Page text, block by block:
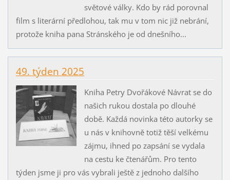
světové války. Kdo by rád porovnal
film s literární předlohou, tak mu v tom nic již nebrání,
protože kniha pana Stránského je od dnešního...
49. týden 2025
Kniha Petry Dvořákové Návrat se do
našich rukou dostala po dlouhé
době. Každá novinka této autorky se
u nás v knihovně totiž těší velkému
zájmu, ihned po zapsání se vydala
na cestu ke čtenářům. Pro tento
týden jsme ji pro vás vybrali ještě z jednoho dalšího